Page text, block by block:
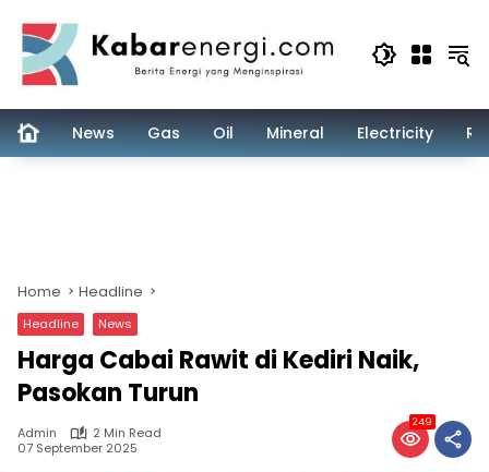
content
News Gas Oil Mineral Electricity
Home Headline
Headline News
Harga Cabai Rawit di Kediri Naik,
Pasokan Turun
Admin
2 Min Read
07 September 2025
249